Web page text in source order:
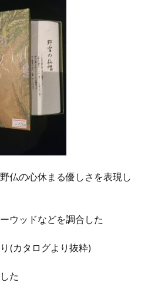
仏の心休まる優しさを表現し
ウッドなどを調合した
(カタログより抜粋)
た